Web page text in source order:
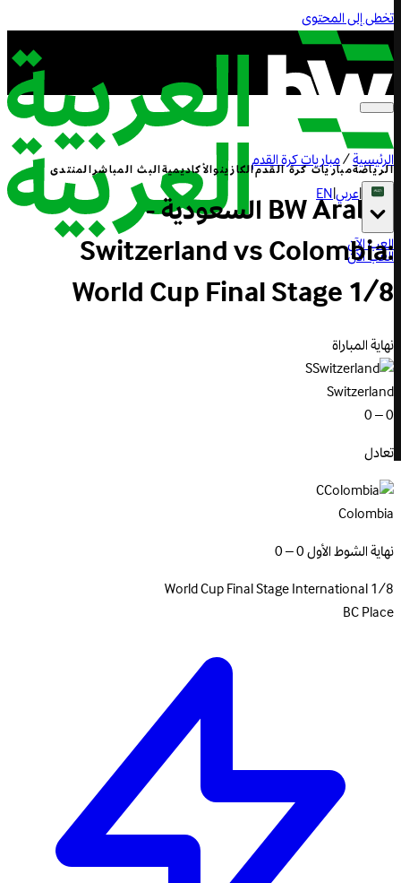
تخطى إلى المحتوى
الرياضةمباريات كرة القدمالكازينوالأكاديميةالبث المباشرالمنتدى
|عربي|
EN
العب الآن
العب الآن
الرئيسية/مباريات كرة القدم
BW Arabia السعودية -
Switzerland vs Colombia:
World Cup Final Stage 1/8
نهاية المباراة
S
Switzerland
0 – 0
تعادل
C
Colombia
نهاية الشوط الأول 0 – 0
World Cup Final StageInternational1/8
BC Place